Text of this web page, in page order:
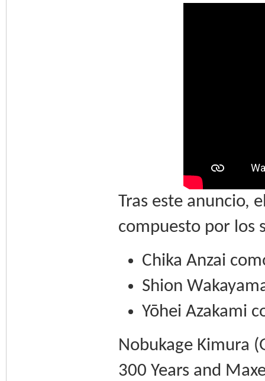
Tras este anuncio,
compuesto por los
Chika Anzai
Shion
Yōhei Azakami
Nobukage Kimura
300 Years and